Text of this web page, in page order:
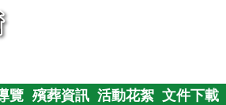
覽 殯葬資訊 活動花絮 文件下載